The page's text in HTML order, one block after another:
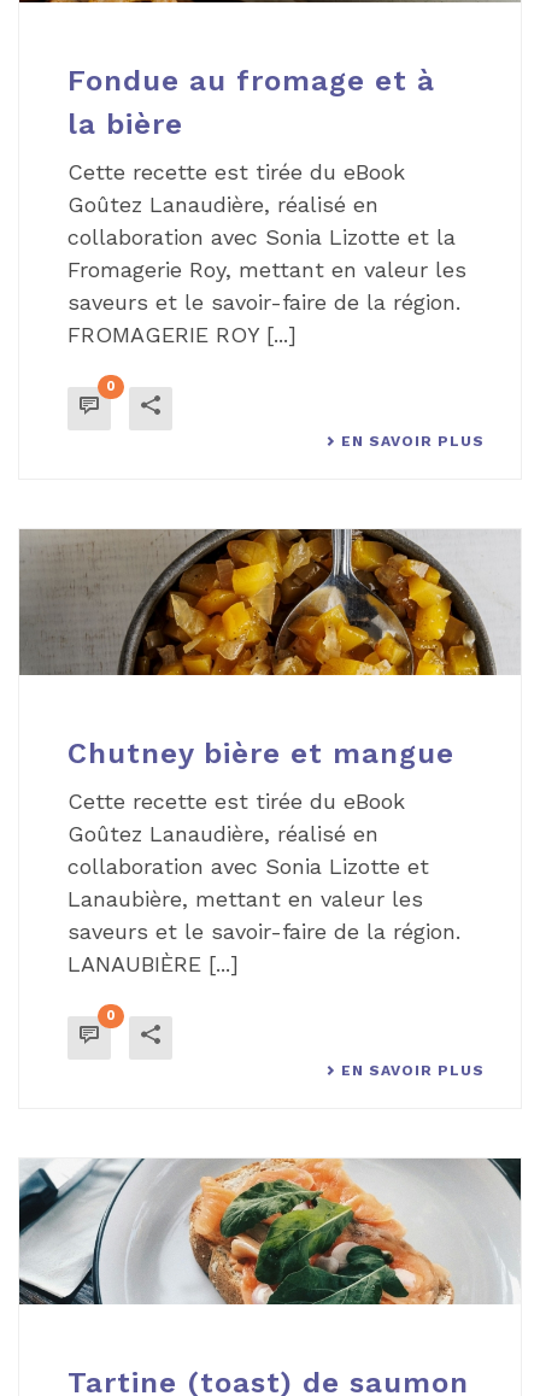
Fondue au fromage et à
la bière
Cette recette est tirée du eBook
Goûtez Lanaudière, réalisé en
collaboration avec Sonia Lizotte et la
Fromagerie Roy, mettant en valeur les
saveurs et le savoir-faire de la région.
FROMAGERIE ROY [...]
0
EN SAVOIR PLUS
Chutney bière et mangue
Cette recette est tirée du eBook
Goûtez Lanaudière, réalisé en
collaboration avec Sonia Lizotte et
Lanaubière, mettant en valeur les
saveurs et le savoir-faire de la région.
LANAUBIÈRE [...]
0
EN SAVOIR PLUS
Tartine (toast) de saumon